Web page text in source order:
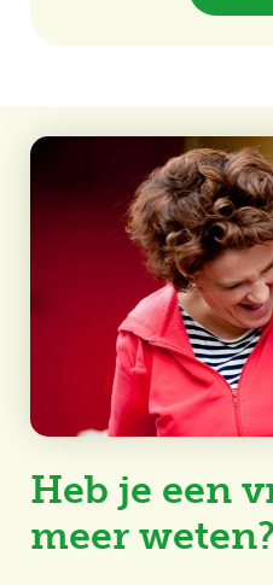
Heb je een
meer weten?